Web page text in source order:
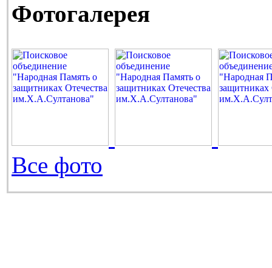
Фотогалерея
Все фото